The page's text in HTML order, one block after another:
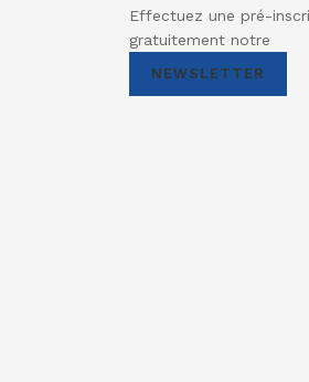
Effectuez une pré-
gratuitement notre
NEWSLETTER